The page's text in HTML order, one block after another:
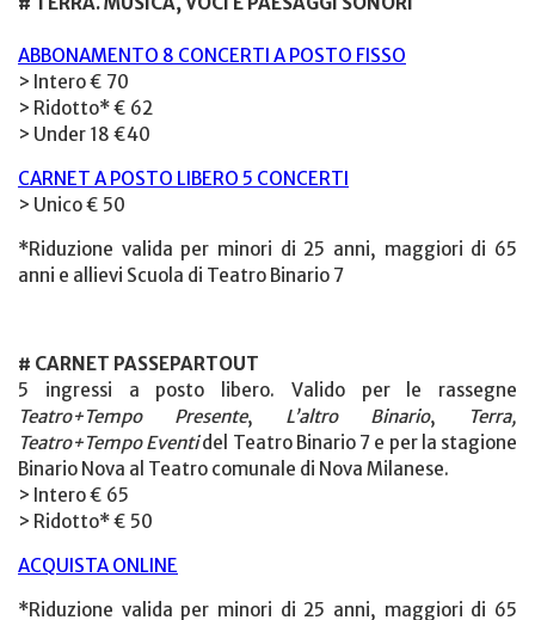
ABBONAMENTO 8 CONCERTI A POSTO FISSO
> Intero € 70
> Ridotto* € 62
> Under 18 €40
CARNET A POSTO LIBERO 5 CONCERTI
> Unico € 50
*Riduzione valida per minori di 25 anni, maggiori di 65
anni e allievi Scuola di Teatro Binario 7
# CARNET PASSEPARTOUT
5 ingressi a posto libero. Valido per le rassegne
Teatro+Tempo Presente, L’altro Binario,
Terra,
Teatro+Tempo Eventidel Teatro Binario 7 e per la stagione
Binario Nova al Teatro comunale di Nova Milanese.
> Intero € 65
> Ridotto* € 50
ACQUISTA ONLINE
*Riduzione valida per minori di 25 anni, maggiori di 65